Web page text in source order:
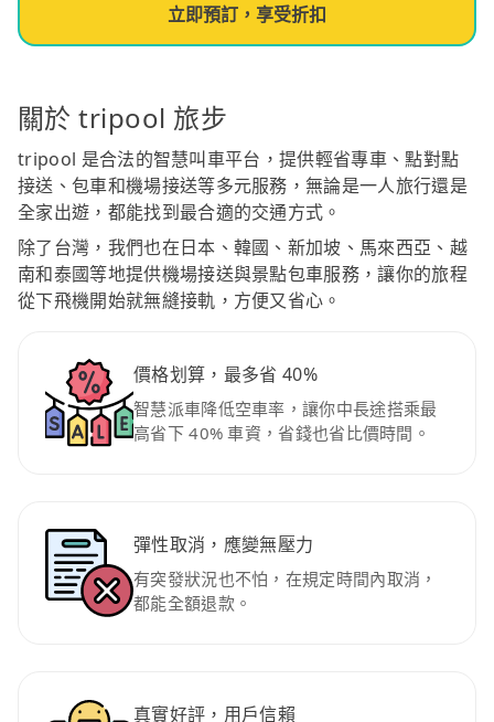
立即預訂，享受折扣
關於 tripool 旅步
tripool 是合法的智慧叫車平台，提供輕省專車、點對點
接送、包車和機場接送等多元服務，無論是一人旅行還是
全家出遊，都能找到最合適的交通方式。
除了台灣，我們也在日本、韓國、新加坡、馬來西亞、越
南和泰國等地提供機場接送與景點包車服務，讓你的旅程
從下飛機開始就無縫接軌，方便又省心。
價格划算，最多省 40%
智慧派車降低空車率，讓你中長途搭乘最
高省下 40% 車資，省錢也省比價時間。
彈性取消，應變無壓力
有突發狀況也不怕，在規定時間內取消，
都能全額退款。
真實好評，用戶信賴